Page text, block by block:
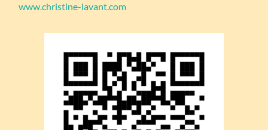
www.christine-lavant.com